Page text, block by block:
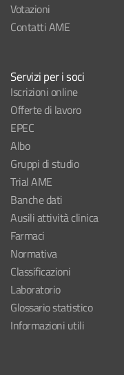
Votazioni
Contatti AME
Servizi per i soci
Iscrizioni online
Offerte di lavoro
EPEC
Albo
Gruppi di studio
Trial AME
Banche dati
Ausili attività clinica
Farmaci
Normativa
Classificazioni
Laboratorio
Glossario statistico
Informazioni utili